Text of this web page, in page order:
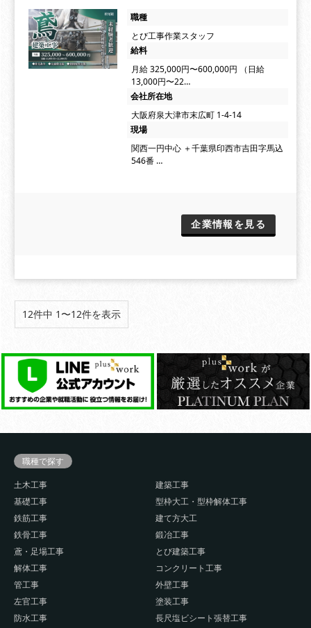
職種
とび工事作業スタッフ
給料
月給 325,000円〜600,000円 （日給
13,000円〜22…
会社所在地
大阪府泉大津市末広町 1-4-14
現場
関西一円中心 ＋千葉県印西市吉田字馬込
546番 …
企業情報を見る
12件中 1〜12件を表示
職種で探す
土木工事
建築工事
基礎工事
型枠大工・型枠解体工事
鉄筋工事
建て方大工
鉄骨工事
鍛冶工事
鳶・足場工事
とび建築工事
解体工事
コンクリート工事
管工事
外壁工事
左官工事
塗装工事
防水工事
長尺塩ビシート張替工事